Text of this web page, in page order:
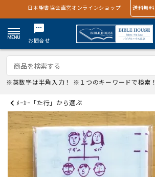
日本聖書協会直営オンラインショップ 送料無料
textsms
お問合せ
※英数字は半角入力！ ※１つのキーワードで検索！
ﾒｰｶｰ「た行」から選ぶ